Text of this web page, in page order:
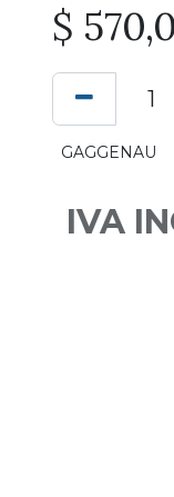
$
GAGGENAU
IVA